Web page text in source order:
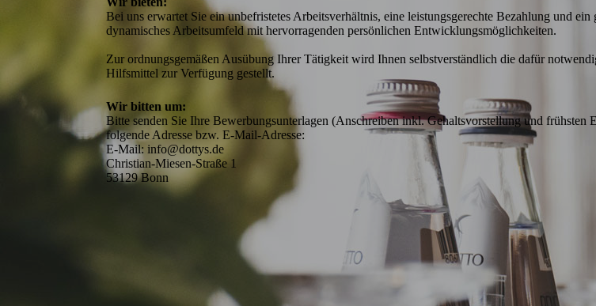
Bei uns erwartet Sie ein unbefristetes Arbeitsverhältnis, eine leistungsgerechte Bezahlung und
dynamisches Arbeitsumfeld mit hervorragenden persönlichen Entwicklungsmöglichkeiten.
Zur ordnungsgemäßen Ausübung Ihrer Tätigkeit wird Ihnen selbstverständlich die dafür
Wir bitten um:
Bitte senden Sie Ihre Bewerbungsunterlagen (Anschreiben inkl. Gehaltsvorstellung und
folgende Adresse bzw. E-Mail-Adresse:
E-Mail: info@dottys.de
Christian-Miesen-Straße 1
53129 Bonn